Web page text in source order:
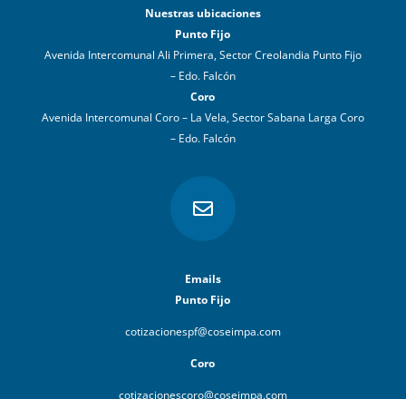
Nuestras ubicaciones
Punto Fijo
Avenida Intercomunal Ali Primera, Sector Creolandia Punto Fijo
– Edo. Falcón
Coro
Avenida Intercomunal Coro – La Vela, Sector Sabana Larga Coro
– Edo. Falcón

Emails
Punto Fijo
cotizacionespf@coseimpa.com
Coro
cotizacionescoro@coseimpa.com